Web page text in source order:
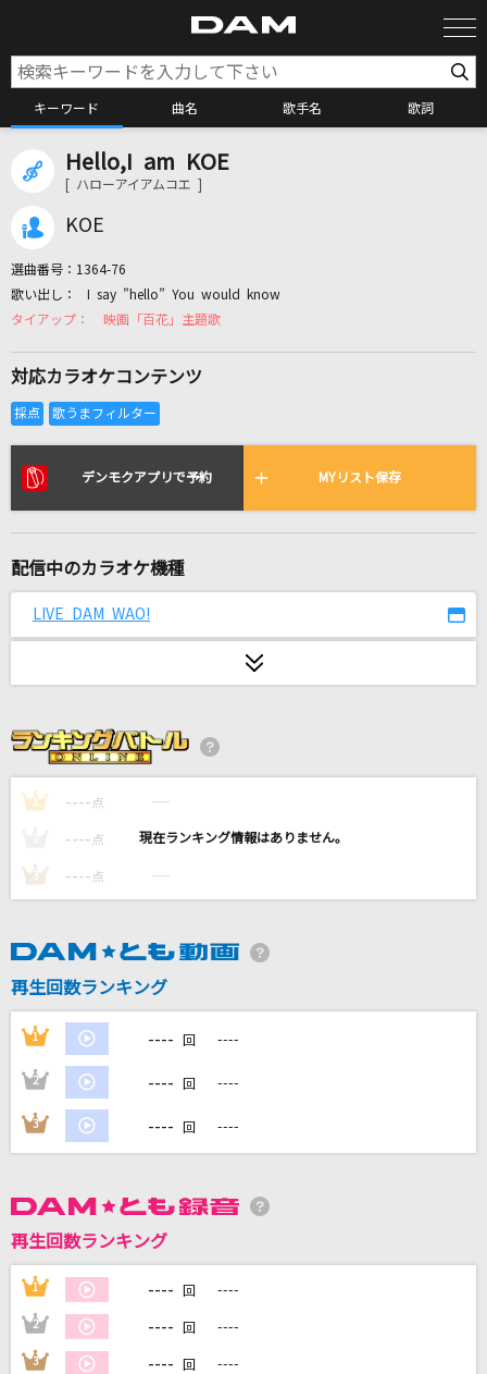
キーワード 曲名 歌手名 歌詞
カラオケ検索
カラオケリクエスト
リアルタイムで歌われている曲の一覧
愛の道草
夢色パレード
Rhodanthe*【西明日香、田中真奈美、種田梨沙、内山夕実、東山奈央】
[生音]黄色
[生音]幸せ
back number
閃光のPRISONER
冬のうた
八月、某、月明かり
ヨルシカ
Hello,I am KOE
[ ハローアイアムコエ ]
KOE
選曲番号： 1364-76
I say ”hello” You would know
映画「百花」主題歌
対応カラオケコンテンツ
デンモクアプリで予約 MYリスト保存
配信中のカラオケ機種
LIVE DAM WAO!
1 ---- 点 ----
---- 点 ----
3 ---- 点 ----
再生回数ランキング
1 ---- 回 ----
2 ---- 回 ----
3 ---- 回 ----
再生回数ランキング
1 ---- 回 ----
2 ---- 回 ----
3 ---- 回 ----